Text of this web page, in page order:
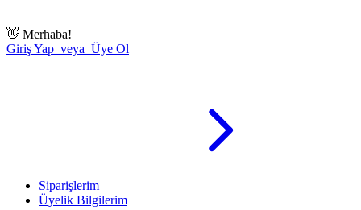
👋 Merhaba!
Giriş Yap veya Üye Ol
Siparişlerim
Üyelik Bilgilerim